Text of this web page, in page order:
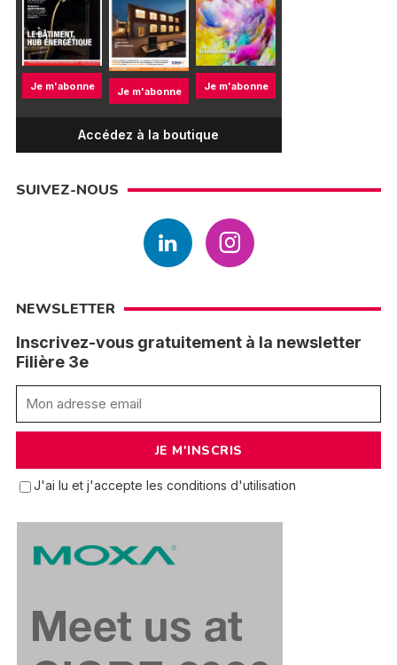
Je m'abonne Je m'abonne Je m'abonne
Accédez à la boutique
SUIVEZ-NOUS
NEWSLETTER
Inscrivez-vous gratuitement à la newsletter
Filière 3e
J'ai lu et j'accepte les conditions d'utilisation